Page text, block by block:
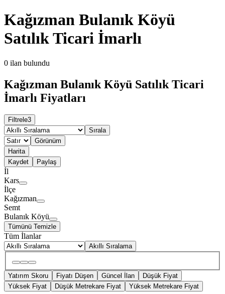
Kağızman Bulanık Köyü
Satılık Ticari İmarlı
0 ilan bulundu
Kağızman Bulanık Köyü Satılık Ticari
İmarlı Fiyatları
Filtrele3
Sırala
Görünüm
Harita
Kaydet
Paylaş
İl
Kars
İlçe
Kağızman
Semt
Bulanık Köyü
Tümünü Temizle
Tüm İlanlar
Akıllı Sıralama
Yatırım Skoru Fiyatı Düşen Güncel İlan
Düşük Fiyat
Yüksek Fiyat
Düşük Metrekare Fiyat Yüksek Metrekare Fiyat